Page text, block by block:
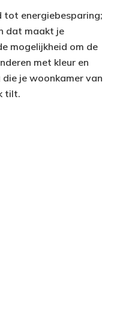
tot energiebesparing;
dat maakt je
mogelijkheid om de
met kleur en
je woonkamer van
tilt.